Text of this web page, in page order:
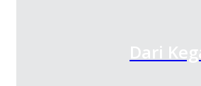
Dari